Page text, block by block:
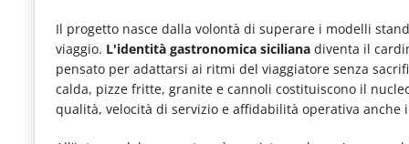
Food
Service
e
Il progetto nasce dalla volontà di superare i modelli
viaggio. L'identità gastronomica siciliana diventa il
pensato per adattarsi ai ritmi del viaggiatore senza
calda, pizze fritte, granite e cannoli costituiscono il
qualità, velocità di servizio e affidabilità operativa